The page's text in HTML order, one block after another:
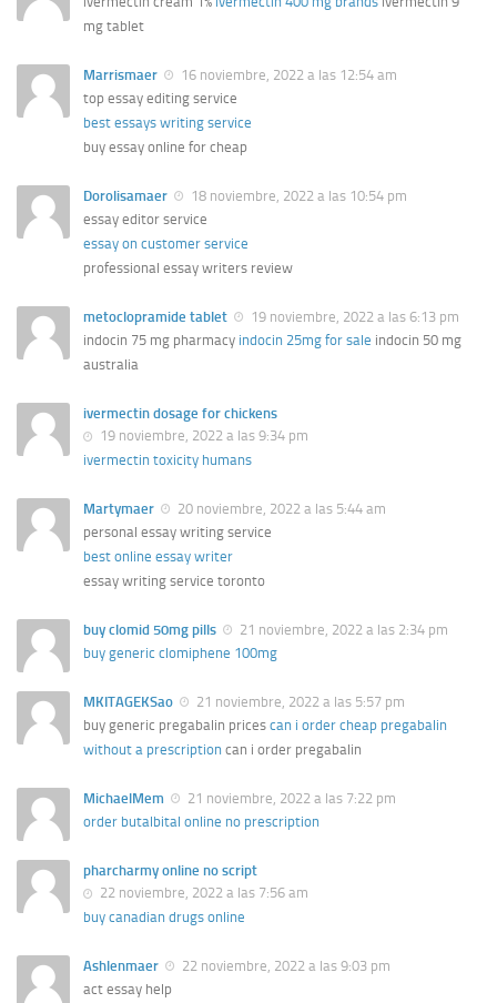
mg tablet
Marrismaer
16 noviembre, 2022 a las 12:54 am
top essay editing service
best essays writing service
buy essay online for cheap
Dorolisamaer
18 noviembre, 2022 a las 10:54 pm
essay editor service
essay on customer service
professional essay writers review
metoclopramide tablet
19 noviembre, 2022 a las 6:13 pm
indocin 75 mg pharmacy indocin 25mg for sale indocin 50 mg
australia
ivermectin dosage for chickens
19 noviembre, 2022 a las 9:34 pm
ivermectin toxicity humans
Martymaer
20 noviembre, 2022 a las 5:44 am
personal essay writing service
best online essay writer
essay writing service toronto
buy clomid 50mg pills
21 noviembre, 2022 a las 2:34 pm
buy generic clomiphene 100mg
MKITAGEKSao
21 noviembre, 2022 a las 5:57 pm
buy generic pregabalin prices can i order cheap pregabalin
without a prescription can i order pregabalin
MichaelMem
21 noviembre, 2022 a las 7:22 pm
order butalbital online no prescription
pharcharmy online no script
22 noviembre, 2022 a las 7:56 am
buy canadian drugs online
Ashlenmaer
22 noviembre, 2022 a las 9:03 pm
act essay help